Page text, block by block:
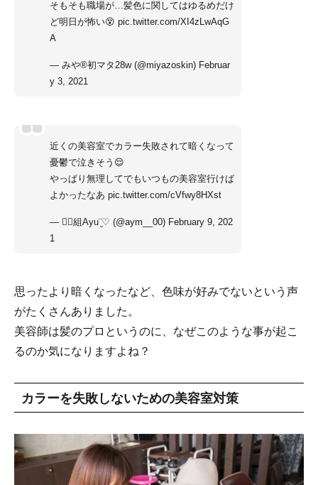
そもそも職場が…髪色に関してはゆるめだけ
ど明日が怖い😵 pic.twitter.com/XI4zLwAqG
A
— みや®︎初マタ28w (@miyazoskin) Februar
y 3, 2021
近くの美容室でカラー失敗されて暗くなって
憂鬱で泣きそう😌
やっぱり無理してでもいつもの美容室行けば
よかったなあ pic.twitter.com/cVfwy8HXst
— ま⃝組Ayu︎︎︎︎¨̮♡︎ (@aym__00) February 9, 202
1
思ったより暗くなったなど、色味が好みでないという声
がたくさんありました。
美容師は髪のプロというのに、なぜこのような事が起こ
るのか気になりますよね？
カラーを失敗しないための美容室対策